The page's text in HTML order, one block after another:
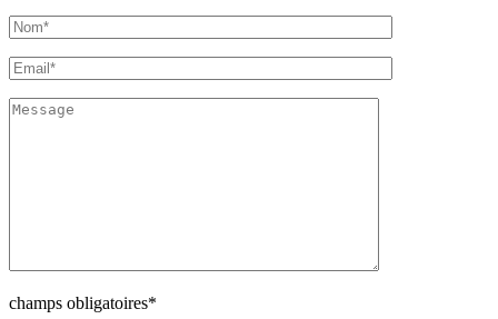
champs obligatoires*